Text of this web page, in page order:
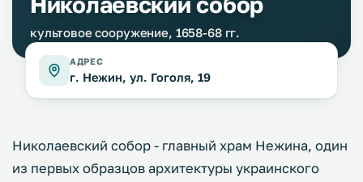
культовое сооружение, 1658-68 гг.
АДРЕС
г. Нежин, ул. Гоголя, 19
Николаевский собор - главный храм Нежина, один
из первых образцов архитектуры украинского